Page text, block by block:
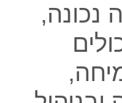
נכונה,